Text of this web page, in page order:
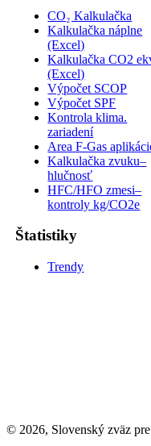
CO₂ Kalkulačka
Kalkulačka náplne
(Excel)
Kalkulačka CO2
(Excel)
Výpočet SCOP
Výpočet SPF
Kontrola klima.
zariadení
Area F-Gas
Kalkulačka zvuku–
hlučnosť
HFC/HFO zmesi–
kontroly kg/CO2e
Štatistiky
Trendy
© 2026, Slovenský zväz